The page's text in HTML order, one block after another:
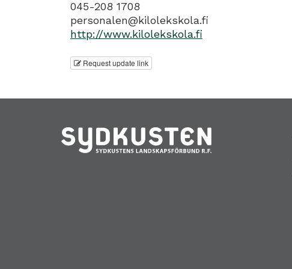
045-208 1708
personalen@kilolekskola.fi
http://www.kilolekskola.fi
Request update link